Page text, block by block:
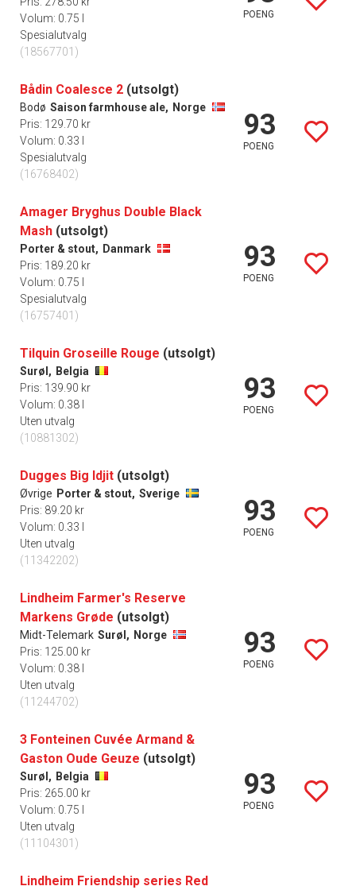
Volum: 0.75 l
Spesialutvalg
(18567701)
POENG
Bådin Coalesce 2 (utsolgt)
Bodø Saison farmhouse ale, Norge
Pris: 129.70 kr
Volum: 0.33 l
Spesialutvalg
(16768402)
93
POENG
Amager Bryghus Double Black
Mash (utsolgt)
Porter & stout, Danmark
Pris: 189.20 kr
Volum: 0.75 l
Spesialutvalg
(16757401)
93
POENG
Tilquin Groseille Rouge (utsolgt)
Surøl, Belgia
Pris: 139.90 kr
Volum: 0.38 l
Uten utvalg
(10881302)
93
POENG
Dugges Big Idjit (utsolgt)
Øvrige Porter & stout, Sverige
Pris: 89.20 kr
Volum: 0.33 l
Uten utvalg
(11342202)
93
POENG
Lindheim Farmer's Reserve
Markens Grøde (utsolgt)
Midt-Telemark Surøl, Norge
Pris: 125.00 kr
Volum: 0.38 l
Uten utvalg
(11244702)
93
POENG
3 Fonteinen Cuvée Armand &
Gaston Oude Geuze (utsolgt)
Surøl, Belgia
Pris: 265.00 kr
Volum: 0.75 l
Uten utvalg
(11104301)
93
POENG
Lindheim Friendship series Red